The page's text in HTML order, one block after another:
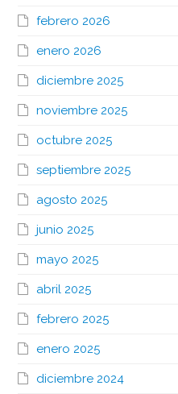
febrero 2026
enero 2026
diciembre 2025
noviembre 2025
octubre 2025
septiembre 2025
agosto 2025
junio 2025
mayo 2025
abril 2025
febrero 2025
enero 2025
diciembre 2024